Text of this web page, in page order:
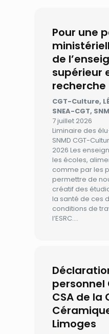
Pour une
de
supérieur
recherche
CGT-Culture,
SNEA-CGT,
7 juillet 2026
Liminaire des
SNMD CGT-
2026 Les
les écoles,
comme par les
permettre de
créatif des
la santé de ces
conditions de
l’ESRC.…
personnel
CSA de la
Limoges